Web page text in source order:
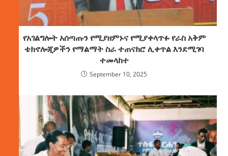
የአገልግሎት አሰጣጡን የሚያዘምኑና የሚያቀላጥፉ የራስ አቅም
ቴክኖሎጂዎችን የማልማት ስራ ተጠናክሮ ሊቀጥል እንደሚገባ
ተመላከተ
September 10, 2025